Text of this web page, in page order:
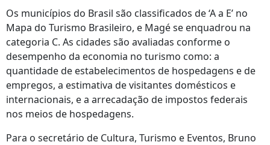
Os municípios do Brasil são classificados de ‘A a E’ no
Mapa do Turismo Brasileiro, e Magé se enquadrou na
categoria C. As cidades são avaliadas conforme o
desempenho da economia no turismo como: a
quantidade de estabelecimentos de hospedagens e de
empregos, a estimativa de visitantes domésticos e
internacionais, e a arrecadação de impostos federais
nos meios de hospedagens.
Para o secretário de Cultura, Turismo e Eventos, Bruno